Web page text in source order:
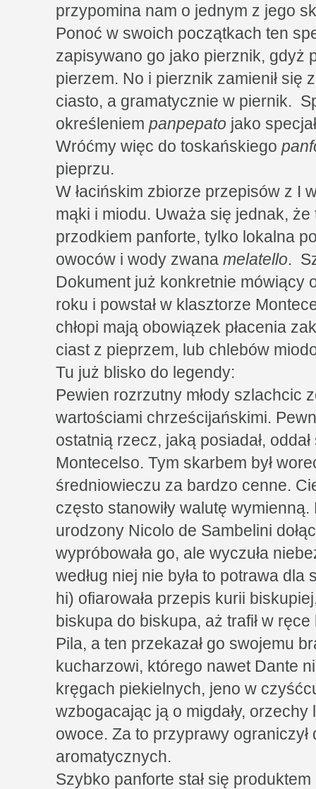
przypomina nam o jednym z jego
Ponoć w swoich początkach ten
zapisywano go jako pierznik, gdyż
pierzem. No i pierznik zamienił się
ciasto, a gramatycznie w piernik.
określeniem panpepato jako
Wróćmy więc do toskańskiego
pieprzu.
W łacińskim zbiorze przepisów z I
mąki i miodu. Uważa się jednak,
przodkiem panforte, tylko lokalna
owoców i wody zwana melatello.
Dokument już konkretnie mówiący
roku i powstał w klasztorze
chłopi mają obowiązek płacenia
ciast z pieprzem, lub chlebów
Tu już blisko do legendy:
Pewien rozrzutny młody szlachcic
wartościami chrześcijańskimi.
ostatnią rzecz, jaką posiadał,
Montecelso. Tym skarbem był
średniowieczu za bardzo cenne.
często stanowiły walutę
urodzony Nicolo de Sambelini
wypróbowała go, ale wyczuła
według niej nie była to potrawa
hi) ofiarowała przepis kurii
biskupa do biskupa, aż trafił w
Pila, a ten przekazał go swojemu
kucharzowi, którego nawet Dante
kręgach piekielnych, jeno w
wzbogacając ją o migdały,
owoce. Za to przyprawy
aromatycznych.
Szybko panforte stał się